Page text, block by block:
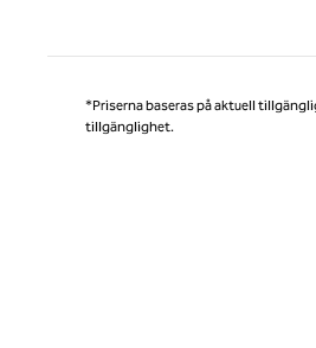
*Priserna baseras på aktuell
tillgänglighet.